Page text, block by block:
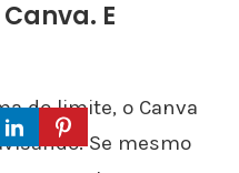
E
do limite, o Canva
Se mesmo